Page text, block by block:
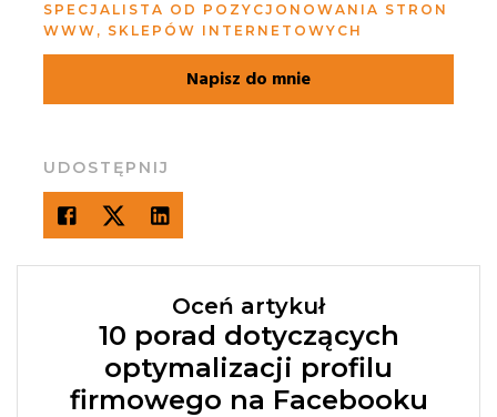
SPECJALISTA OD POZYCJONOWANIA STRON
WWW, SKLEPÓW INTERNETOWYCH
Napisz do mnie
UDOSTĘPNIJ
Oceń artykuł
10 porad dotyczących
optymalizacji profilu
firmowego na Facebooku